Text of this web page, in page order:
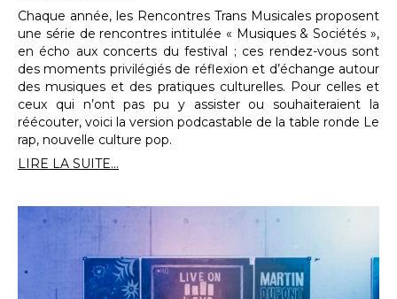
Chaque année, les Rencontres Trans Musicales proposent
une série de rencontres intitulée « Musiques & Sociétés »,
en écho aux concerts du festival ; ces rendez-vous sont
des moments privilégiés de réflexion et d’échange autour
des musiques et des pratiques culturelles. Pour celles et
ceux qui n’ont pas pu y assister ou souhaiteraient la
réécouter, voici la version podcastable de la table ronde Le
rap, nouvelle culture pop.
LIRE LA SUITE...